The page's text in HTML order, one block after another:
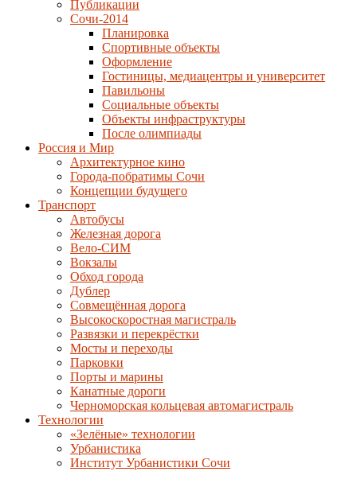
Публикации
Сочи-2014
Планировка
Спортивные объекты
Оформление
Гостиницы, медиацентры и университет
Павильоны
Социальные объекты
Объекты инфраструктуры
После олимпиады
Россия и Мир
Архитектурное кино
Города-побратимы Сочи
Концепции будущего
Транспорт
Автобусы
Железная дорога
Вело-СИМ
Вокзалы
Обход города
Дублер
Совмещённая дорога
Высокоскоростная магистраль
Развязки и перекрёстки
Мосты и переходы
Парковки
Порты и марины
Канатные дороги
Черноморская кольцевая автомагистраль
Технологии
«Зелёные» технологии
Урбанистика
Институт Урбанистики Сочи